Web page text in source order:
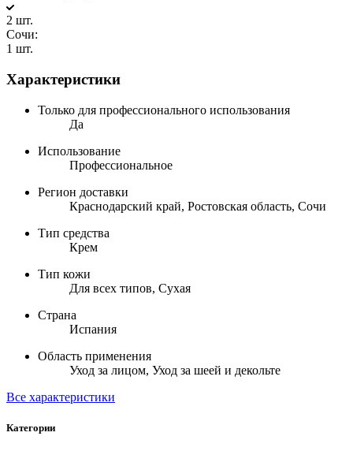
2 шт.
Сочи:
1 шт.
Характеристики
Только для профессионального использования
Да
Использование
Профессиональное
Регион доставки
Краснодарский край, Ростовская область, Сочи
Тип средства
Крем
Тип кожи
Для всех типов, Сухая
Страна
Испания
Область применения
Уход за лицом, Уход за шеей и декольте
Все характеристики
Категории